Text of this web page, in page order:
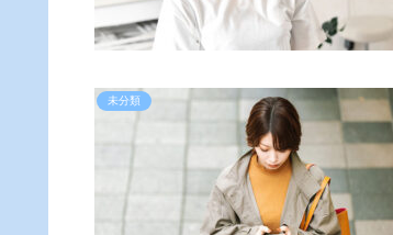
未分類